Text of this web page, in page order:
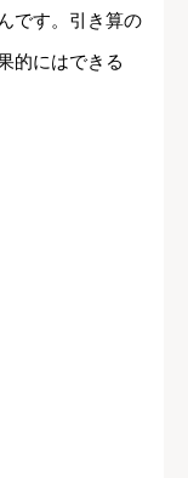
です。引き算の
的にはできる